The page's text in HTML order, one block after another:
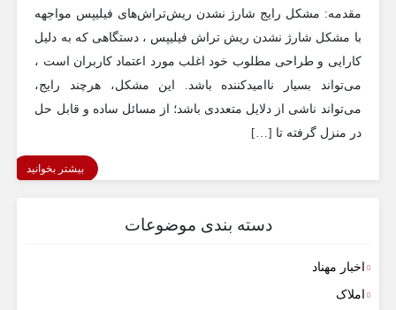
مقدمه: مشکل رایج شارژ نشدن ریش‌تراش‌های فیلیپس مواجهه
با مشکل شارژ نشدن ریش‌ تراش فیلیپس ، دستگاهی که به دلیل
کارایی و طراحی مطلوب خود اغلب مورد اعتماد کاربران است ،
می‌تواند بسیار ناامیدکننده باشد. این مشکل، هرچند رایج،
می‌تواند ناشی از دلایل متعددی باشد؛ از مسائل ساده و قابل حل
در منزل گرفته تا […]
بیشتر بخوانید
دسته بندی موضوعات
اخبار مهناد
املاک